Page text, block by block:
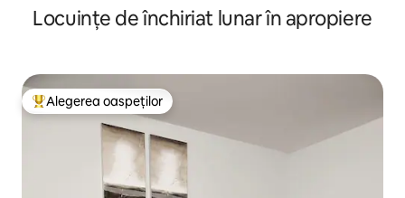
Locuințe de închiriat lunar în apropiere
Locuință din topul categoriei Alegerea oaspeților
Alegerea oaspeților